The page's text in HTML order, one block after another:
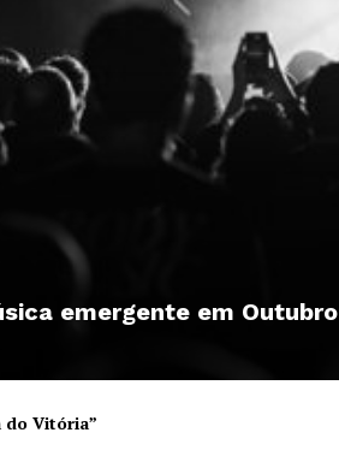
emergente em Outubro
do Vitória”